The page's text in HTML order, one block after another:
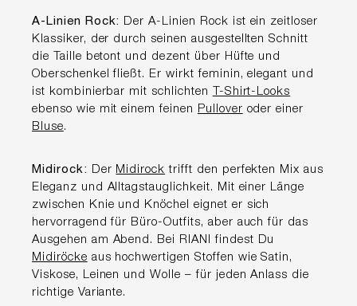
A-Linien Rock: Der A-Linien Rock ist ein zeitloser
Klassiker, der durch seinen ausgestellten Schnitt
die Taille betont und dezent über Hüfte und
Oberschenkel fließt. Er wirkt feminin, elegant und
ist kombinierbar mit schlichten
T-Shirt-Looks
ebenso wie mit einem feinen Pullover oder einer
Bluse.
Midirock: Der Midirock trifft den perfekten Mix aus
Eleganz und Alltagstauglichkeit. Mit einer Länge
zwischen Knie und Knöchel eignet er sich
hervorragend für Büro-Outfits, aber auch für das
Ausgehen am Abend. Bei RIANI findest Du
Midiröcke aus hochwertigen Stoffen wie Satin,
Viskose, Leinen und Wolle – für jeden Anlass die
richtige Variante.